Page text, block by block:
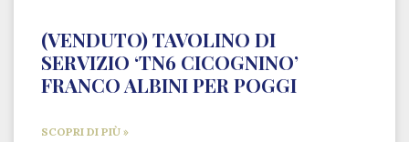
(VENDUTO) TAVOLINO DI
SERVIZIO ‘TN6 CICOGNINO’
FRANCO ALBINI PER POGGI
SCOPRI DI PIÙ »